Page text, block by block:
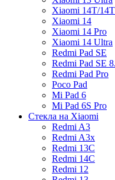
Xiaomi 14T/
Xiaomi 14
Xiaomi 14 Pro
Xiaomi 14 Ultra
Redmi Pad SE
Redmi Pad SE
Redmi Pad Pro
Poco Pad
Mi Pad 6
Mi Pad 6S Pro
Стекла на Xiaomi
Redmi A3
Redmi A3x
Redmi 13C
Redmi 14C
Redmi 12